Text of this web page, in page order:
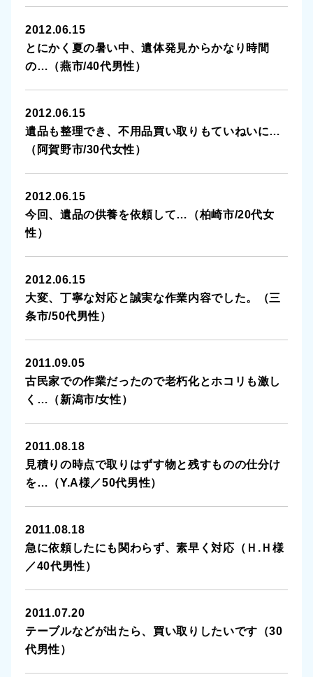
2012.06.15
とにかく夏の暑い中、遺体発見からかなり時間
の…（燕市/40代男性）
2012.06.15
遺品も整理でき、不用品買い取りもていねいに…
（阿賀野市/30代女性）
2012.06.15
今回、遺品の供養を依頼して…（柏崎市/20代女
性）
2012.06.15
大変、丁寧な対応と誠実な作業内容でした。（三
条市/50代男性）
2011.09.05
古民家での作業だったので老朽化とホコリも激し
く…（新潟市/女性）
2011.08.18
見積りの時点で取りはずす物と残すものの仕分け
を…（Y.A様／50代男性）
2011.08.18
急に依頼したにも関わらず、素早く対応（Ｈ.Ｈ様
／40代男性）
2011.07.20
テーブルなどが出たら、買い取りしたいです（30
代男性）
佐渡市
聖籠町
見附市
津南町
糸魚川市